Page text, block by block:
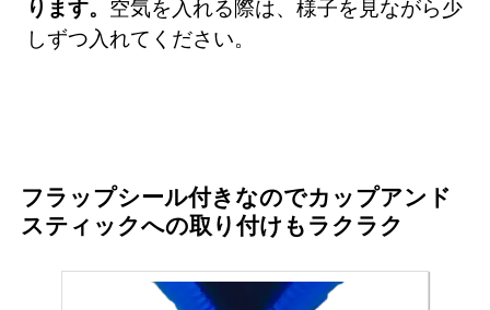
ります。 空気を入れる際は、様子を見ながら少
しずつ入れてください。
フラップシール付きなのでカップアンド
スティックへの取り付けもラクラク